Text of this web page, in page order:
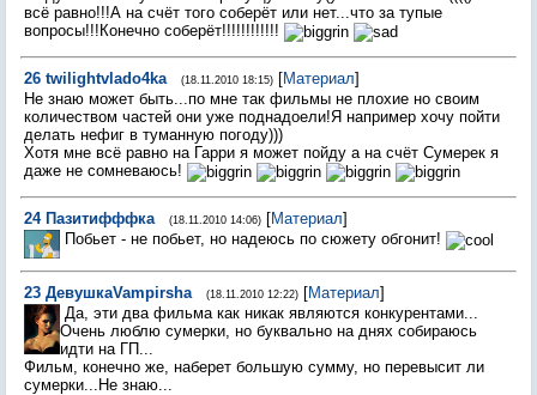
всё равно!!!А на счёт того соберёт или нет...что за тупые
вопросы!!!Конечно соберёт!!!!!!!!!!!!
26 twilightvlado4ka (18.11.2010 18:15) [Материал]
Не знаю может быть...по мне так фильмы не плохие но своим
количеством частей они уже поднадоели!Я например хочу пойти
делать нефиг в туманную погоду)))
Хотя мне всё равно на Гарри я может пойду а на счёт Сумерек я
даже не сомневаюсь!
24 Пазитифффка (18.11.2010 14:06) [Материал]
Побьет - не побьет, но надеюсь по сюжету обгонит!
23 ДевушкаVampirsha (18.11.2010 12:22) [Материал]
Да, эти два фильма как никак являются конкурентами...
Очень люблю сумерки, но буквально на днях собираюсь
идти на ГП...
Фильм, конечно же, наберет большую сумму, но перевысит ли
сумерки...Не знаю...